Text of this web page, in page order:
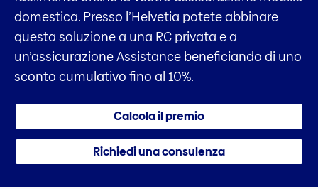
domestica. Presso l’Helvetia potete abbinare
questa soluzione a una RC privata e a
un’assicurazione Assistance beneficiando di uno
sconto cumulativo fino al 10%.
Calcola il premio
Richiedi una consulenza